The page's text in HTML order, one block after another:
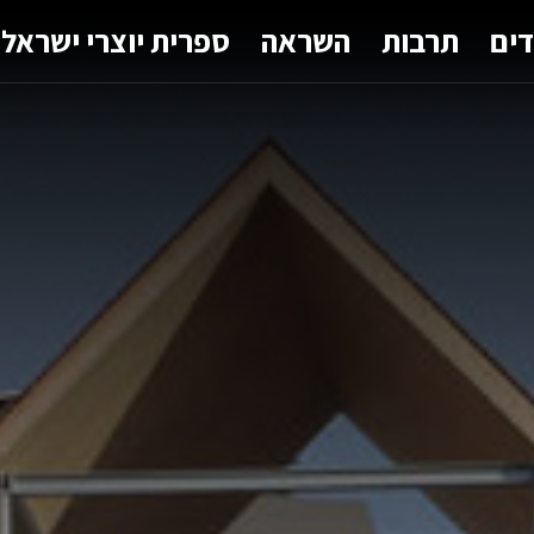
תרבות השראה ספרית יוצרי ישראל